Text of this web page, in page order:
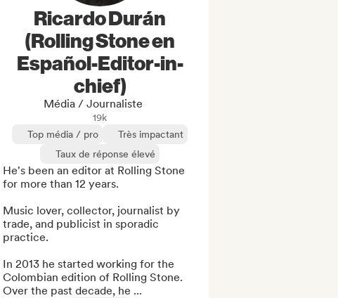
Ricardo Durán
(Rolling Stone en
Español-Editor-in-
chief)
Média / Journaliste
19k
Top média / pro
Très impactant
Taux de réponse élevé
He's been an editor at Rolling Stone
for more than 12 years.
Music lover, collector, journalist by
trade, and publicist in sporadic
practice.
In 2013 he started working for the
Colombian edition of Rolling Stone.
Over the past decade, he ...